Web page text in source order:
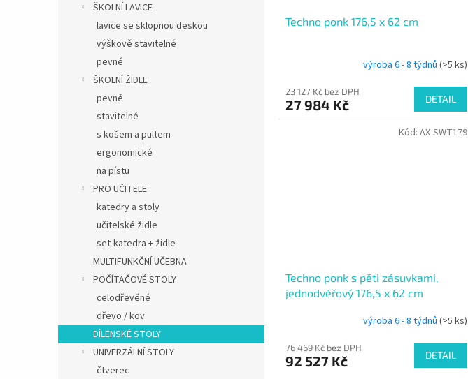
ŠKOLNÍ LAVICE
lavice se sklopnou deskou
výškově stavitelné
pevné
ŠKOLNÍ ŽIDLE
pevné
stavitelné
s košem a pultem
ergonomické
na pístu
PRO UČITELE
katedry a stoly
učitelské židle
set-katedra + židle
MULTIFUNKČNÍ UČEBNA
POČÍTAČOVÉ STOLY
celodřevěné
dřevo / kov
DÍLENSKÉ STOLY
UNIVERZÁLNÍ STOLY
čtverec
Techno ponk 176,5 x 62 cm
výroba 6 - 8 týdnů (>5 ks)
23 127 Kč bez DPH
27 984 Kč DETAIL
Techno ponk s pěti zásuvkami,
jednodvéřový 176,5 x 62 cm
výroba 6 - 8 týdnů (>5 ks)
76 469 Kč bez DPH
92 527 Kč DETAIL
Kód: AX-SWT179